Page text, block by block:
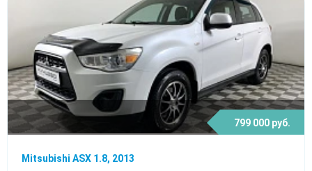
799 000 руб.
Mitsubishi ASX 1.8, 2013